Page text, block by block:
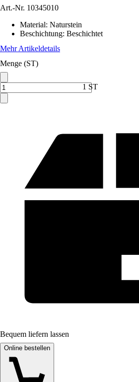
Art.-Nr. 10345010
Material: Naturstein
Beschichtung: Beschichtet
Mehr Artikeldetails
Menge (ST)
1 ST
Bequem liefern lassen
Online bestellen